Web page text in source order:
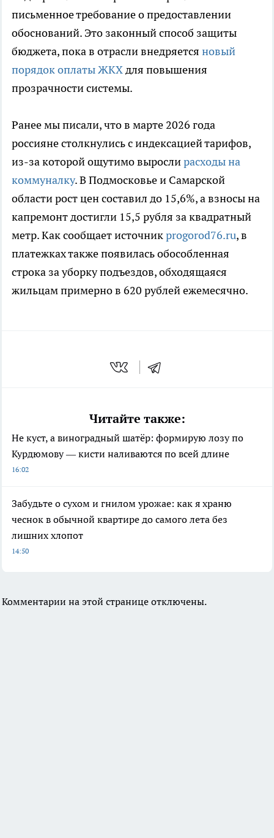
письменное требование о предоставлении
обоснований. Это законный способ защиты
бюджета, пока в отрасли внедряется новый
порядок оплаты ЖКХдля повышения
прозрачности системы.
Ранее мы писали, что в марте 2026 года
россияне столкнулись с индексацией тарифов,
из-за которой ощутимо вырослирасходы на
коммуналку. В Подмосковье и Самарской
области рост цен составил до 15,6%, а взносы на
капремонт достигли 15,5 рубля за квадратный
метр. Как сообщает источникprogorod76.ru, в
платежках также появилась обособленная
строка за уборку подъездов, обходящаяся
жильцам примерно в 620 рублей ежемесячно.
Читайте также:
Не куст, а виноградный шатёр: формирую лозу по
Курдюмову — кисти наливаются по всей длине
16:02
Забудьте о сухом и гнилом урожае: как я храню
чеснок в обычной квартире до самого лета без
лишних хлопот
14:50
Комментарии на этой странице отключены.